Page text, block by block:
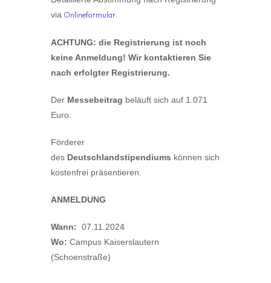
via Onlineformular
ACHTUNG: die Registrierung ist noch
keine Anmeldung! Wir kontaktieren Sie
nach erfolgter Registrierung.
Der Messebeitrag beläuft sich auf 1.071
Euro.
Förderer
des Deutschlandstipendiums können sich
kostenfrei präsentieren.
ANMELDUNG
Wann: 07.11.2024
Wo: Campus Kaiserslautern
(Schoenstraße)